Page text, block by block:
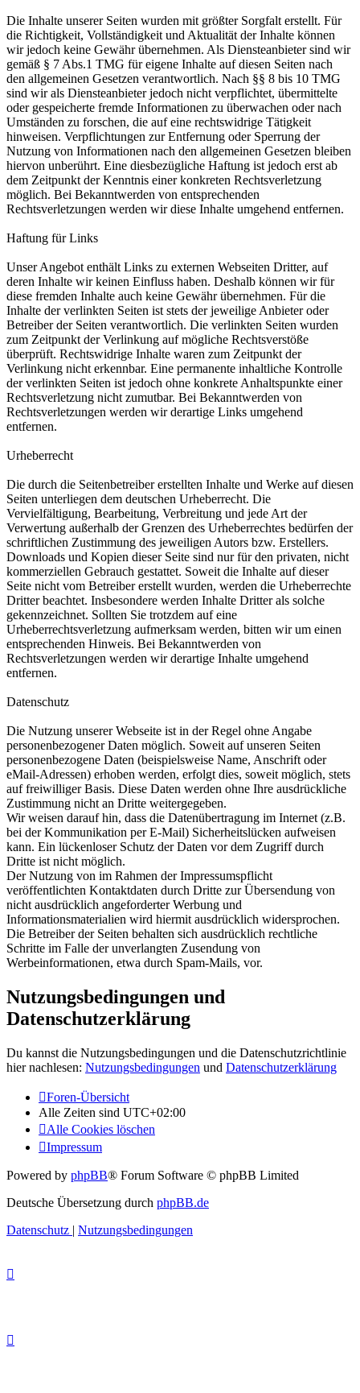
Die Inhalte unserer Seiten wurden mit größter Sorgfalt erstellt. Für
die Richtigkeit, Vollständigkeit und Aktualität der Inhalte können
wir jedoch keine Gewähr übernehmen. Als Diensteanbieter sind wir
gemäß § 7 Abs.1 TMG für eigene Inhalte auf diesen Seiten nach
den allgemeinen Gesetzen verantwortlich. Nach §§ 8 bis 10 TMG
sind wir als Diensteanbieter jedoch nicht verpflichtet, übermittelte
oder gespeicherte fremde Informationen zu überwachen oder nach
Umständen zu forschen, die auf eine rechtswidrige Tätigkeit
hinweisen. Verpflichtungen zur Entfernung oder Sperrung der
Nutzung von Informationen nach den allgemeinen Gesetzen bleiben
hiervon unberührt. Eine diesbezügliche Haftung ist jedoch erst ab
dem Zeitpunkt der Kenntnis einer konkreten Rechtsverletzung
möglich. Bei Bekanntwerden von entsprechenden
Rechtsverletzungen werden wir diese Inhalte umgehend entfernen.
Haftung für Links
Unser Angebot enthält Links zu externen Webseiten Dritter, auf
deren Inhalte wir keinen Einfluss haben. Deshalb können wir für
diese fremden Inhalte auch keine Gewähr übernehmen. Für die
Inhalte der verlinkten Seiten ist stets der jeweilige Anbieter oder
Betreiber der Seiten verantwortlich. Die verlinkten Seiten wurden
zum Zeitpunkt der Verlinkung auf mögliche Rechtsverstöße
überprüft. Rechtswidrige Inhalte waren zum Zeitpunkt der
Verlinkung nicht erkennbar. Eine permanente inhaltliche Kontrolle
der verlinkten Seiten ist jedoch ohne konkrete Anhaltspunkte einer
Rechtsverletzung nicht zumutbar. Bei Bekanntwerden von
Rechtsverletzungen werden wir derartige Links umgehend
entfernen.
Urheberrecht
Die durch die Seitenbetreiber erstellten Inhalte und Werke auf diesen
Seiten unterliegen dem deutschen Urheberrecht. Die
Vervielfältigung, Bearbeitung, Verbreitung und jede Art der
Verwertung außerhalb der Grenzen des Urheberrechtes bedürfen der
schriftlichen Zustimmung des jeweiligen Autors bzw. Erstellers.
Downloads und Kopien dieser Seite sind nur für den privaten, nicht
kommerziellen Gebrauch gestattet. Soweit die Inhalte auf dieser
Seite nicht vom Betreiber erstellt wurden, werden die Urheberrechte
Dritter beachtet. Insbesondere werden Inhalte Dritter als solche
gekennzeichnet. Sollten Sie trotzdem auf eine
Urheberrechtsverletzung aufmerksam werden, bitten wir um einen
entsprechenden Hinweis. Bei Bekanntwerden von
Rechtsverletzungen werden wir derartige Inhalte umgehend
entfernen.
Datenschutz
Die Nutzung unserer Webseite ist in der Regel ohne Angabe
personenbezogener Daten möglich. Soweit auf unseren Seiten
personenbezogene Daten (beispielsweise Name, Anschrift oder
eMail-Adressen) erhoben werden, erfolgt dies, soweit möglich, stets
auf freiwilliger Basis. Diese Daten werden ohne Ihre ausdrückliche
Zustimmung nicht an Dritte weitergegeben.
Wir weisen darauf hin, dass die Datenübertragung im Internet (z.B.
bei der Kommunikation per E-Mail) Sicherheitslücken aufweisen
kann. Ein lückenloser Schutz der Daten vor dem Zugriff durch
Dritte ist nicht möglich.
Der Nutzung von im Rahmen der Impressumspflicht
veröffentlichten Kontaktdaten durch Dritte zur Übersendung von
nicht ausdrücklich angeforderter Werbung und
Informationsmaterialien wird hiermit ausdrücklich widersprochen.
Die Betreiber der Seiten behalten sich ausdrücklich rechtliche
Schritte im Falle der unverlangten Zusendung von
Werbeinformationen, etwa durch Spam-Mails, vor.
Nutzungsbedingungen und
Datenschutzerklärung
Du kannst die Nutzungsbedingungen und die Datenschutzrichtlinie
hier nachlesen: Nutzungsbedingungen und Datenschutzerklärung
Foren-Übersicht
Alle Zeiten sind UTC+02:00
Alle Cookies löschen
Impressum
Powered by phpBB® Forum Software © phpBB Limited
Deutsche Übersetzung durch phpBB.de
Datenschutz | Nutzungsbedingungen